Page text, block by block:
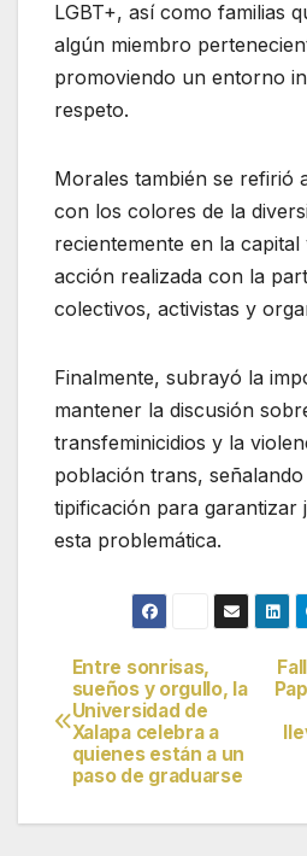
LGBT+, así como familias
algún miembro
promoviendo un entorno
respeto.
Morales también se refirió
con los colores de la
recientemente en la
acción realizada con la
colectivos, activistas y
Finalmente, subrayó la
mantener la discusión
transfeminicidios y la
población trans,
tipificación para garantizar
esta problemática.
Navegación
de
entradas
Entre sonrisas,
sueños y orgullo, la
Universidad de
Xalapa celebra a
quienes están a un
paso de graduarse